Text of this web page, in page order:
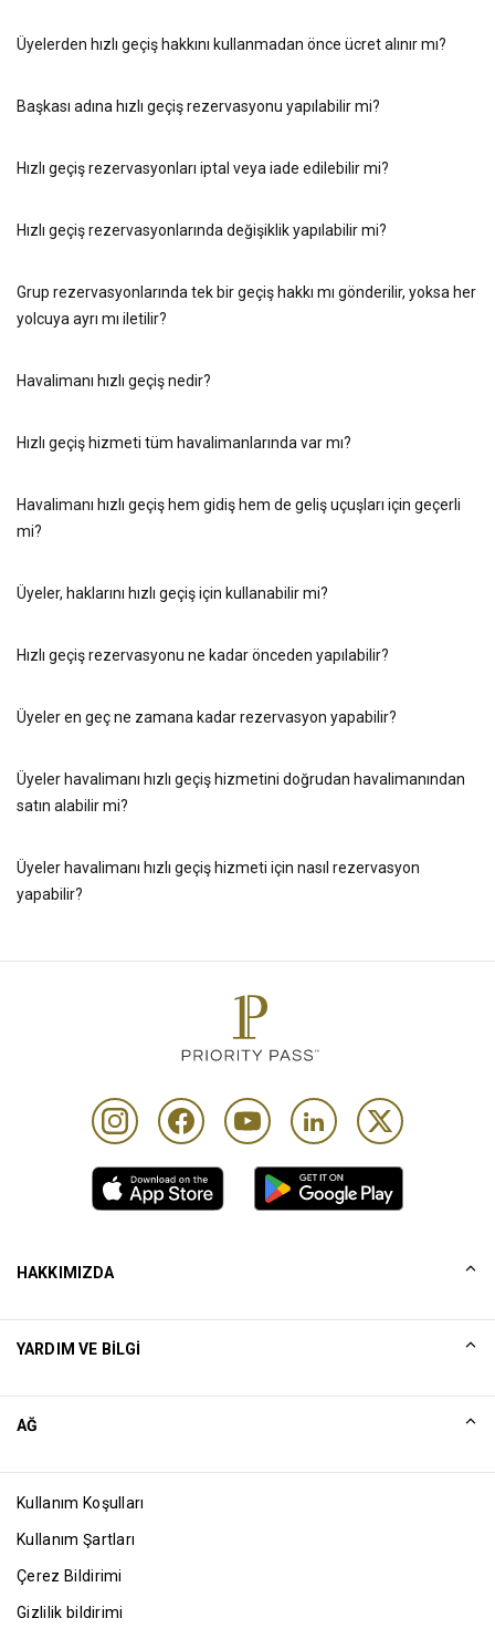
Üyelerden hızlı geçiş hakkını kullanmadan önce ücret alınır mı?
Başkası adına hızlı geçiş rezervasyonu yapılabilir mi?
Hızlı geçiş rezervasyonları iptal veya iade edilebilir mi?
Hızlı geçiş rezervasyonlarında değişiklik yapılabilir mi?
Grup rezervasyonlarında tek bir geçiş hakkı mı gönderilir, yoksa her
yolcuya ayrı mı iletilir?
Havalimanı hızlı geçiş nedir?
Hızlı geçiş hizmeti tüm havalimanlarında var mı?
Havalimanı hızlı geçiş hem gidiş hem de geliş uçuşları için geçerli
mi?
Üyeler, haklarını hızlı geçiş için kullanabilir mi?
Hızlı geçiş rezervasyonu ne kadar önceden yapılabilir?
Üyeler en geç ne zamana kadar rezervasyon yapabilir?
Üyeler havalimanı hızlı geçiş hizmetini doğrudan havalimanından
satın alabilir mi?
Üyeler havalimanı hızlı geçiş hizmeti için nasıl rezervasyon
yapabilir?
HAKKIMIZDA
Excellence Awards
Blog
YARDIM VE BILGI
AĞ
Kullanım Koşulları
Kullanım Şartları
Çerez Bildirimi
Gizlilik bildirimi